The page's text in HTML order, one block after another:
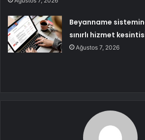
Beyanname
sınırlı hizmet
Ağustos 7, 2026